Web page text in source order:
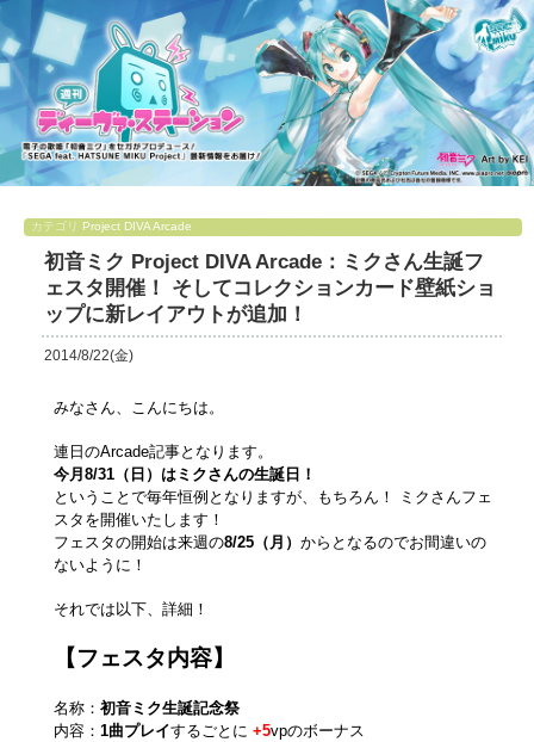
カテゴリ Project DIVA Arcade
初音ミク Project DIVA Arcade：ミクさん生誕フ
ェスタ開催！ そしてコレクションカード壁紙ショ
ップに新レイアウトが追加！
2014/8/22(金)
みなさん、こんにちは。
連日のArcade記事となります。
今月8/31（日）はミクさんの生誕日！
ということで毎年恒例となりますが、もちろん！ ミクさんフェ
スタを開催いたします！
フェスタの開始は来週の8/25（月） からとなるのでお間違いの
ないように！
それでは以下、詳細！
【フェスタ内容】
名称： 初音ミク生誕記念祭
内容： 1曲プレイするごとに +5vpのボーナス